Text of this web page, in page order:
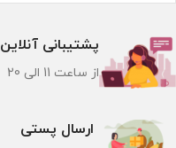
ارسال پستی
پشتیبانی آنلاین
از ساعت 11 الی 20